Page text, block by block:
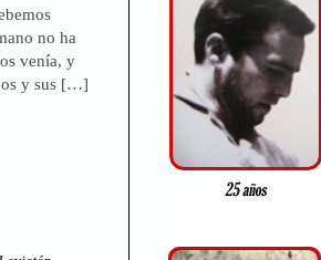
no ha
venía, y
y sus […]